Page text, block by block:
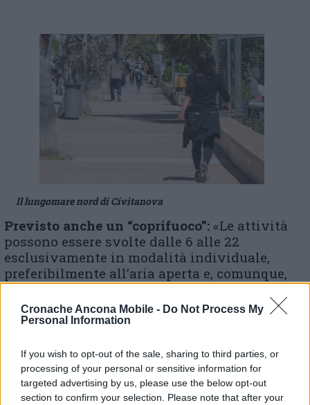
Cronache Ancona Mobile - Do Not Process My
Personal Information
If you wish to opt-out of the sale, sharing to third parties, or
processing of your personal or sensitive information for
targeted advertising by us, please use the below opt-out
section to confirm your selection. Please note that after your
Il lungomare nord di Civitanova
Previsto anche un “coprifuoco”: «Le attività
possono essere svolte dalle 6 alle 22
esclusivamente in modalità individuale,
preferibilmente all’aria aperta e, comunque,
con il rispetto delle misure di sicurezza».
Per quanto riguarda l’allenamento di atleti
interesse nazionale dal Coni o dal Cip e dalle
rispettive federazioni), «sono consentite in
forma individuale, in vista della loro